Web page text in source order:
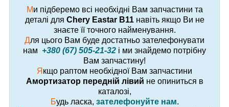
Ми підберемо всі необхідні Вам запчастини та
деталі для Chery Eastar B11навіть якщо Ви не
знаєте її точного найменування.
Для цього Вам буде достатньо зателефонувати
нам +380 (67) 505-21-32 і ми знайдемо потрібну
Вам запчастину!
Я кщо раптом необхідної Вам запчастини
Амортизатор передній лівий не опиниться в
каталозі,
Будь ласка, зателефонуйте нам.